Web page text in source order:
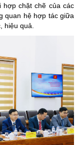
hợp chặt chẽ của các
quan hệ hợp tác giữa
hiệu quả.